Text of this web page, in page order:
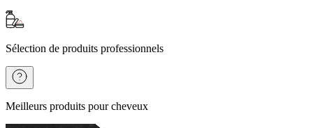
Sélection de produits professionnels
Meilleurs produits pour cheveux